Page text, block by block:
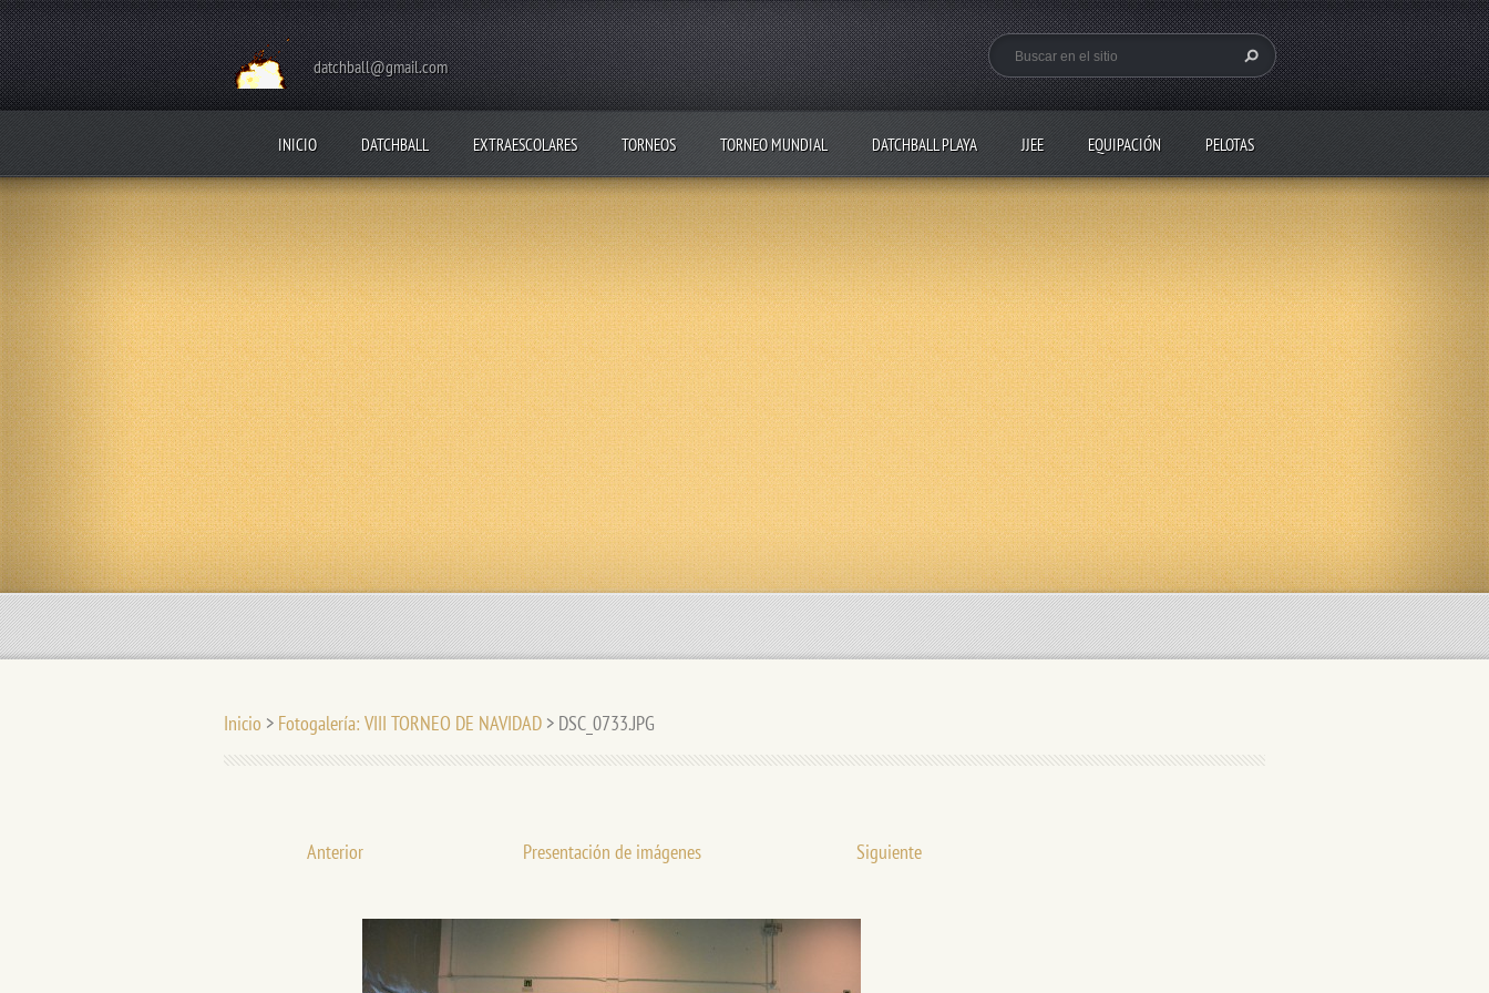
datchball@gmail.com
INICIO DATCHBALL EXTRAESCOLARES TORNEOS TORNEO MUNDIAL DATCHBALL PLAYA JJEE EQUIPACIÓN PELOTAS
Inicio > Fotogalería: VIII TORNEO DE NAVIDAD > DSC_0733.JPG
Anterior Presentación de imágenes Siguiente